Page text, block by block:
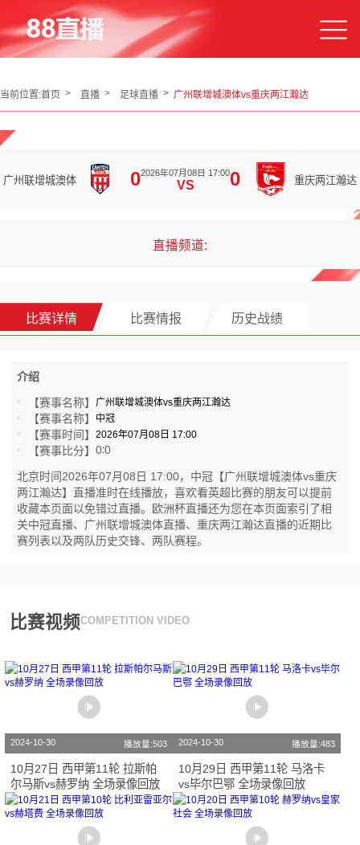
当前位置:首页 直播 足球直播 广州联增城澳体vs重庆两江瀚达
广州联增城澳体 02026年07月08日 17:00
VS 0 重庆两江瀚达
直播频道:
比赛详情 比赛情报 历史战绩
介绍
【赛事名称】广州联增城澳体vs重庆两江瀚达
【赛事名称】 中冠
【赛事时间】2026年07月08日 17:00
【赛事比分】0:0
北京时间2026年07月08日 17:00，中冠【广州联增城澳体vs重庆
两江瀚达】直播准时在线播放，喜欢看英超比赛的朋友可以提前
收藏本页面以免错过直播。欧洲杯直播还为您在本页面索引了相
关中冠直播、广州联增城澳体直播、重庆两江瀚达直播的近期比
赛列表以及两队历史交锋、两队赛程。
比赛视频COMPETITION VIDEO
2024-10-30 播放量:503
10月27日 西甲第11轮 拉斯帕
尔马斯vs赫罗纳 全场录像回放
2024-10-30 播放量:483
10月29日 西甲第11轮 马洛卡
vs毕尔巴鄂 全场录像回放